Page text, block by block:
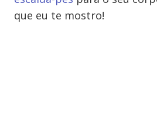
que eu te mostro!